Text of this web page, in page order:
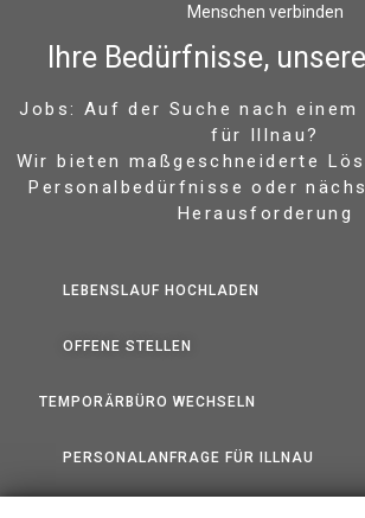
Menschen verbinden
Ihre Bedürfnisse,
Jobs: Auf der Suche nach einem
für Illnau?
Wir bieten maßgeschneiderte
Personalbedürfnisse oder
Herausforderung
LEBENSLAUF HOCHLADEN
OFFENE STELLEN
TEMPORÄRBÜRO WECHSELN
PERSONALANFRAGE FÜR ILLNAU